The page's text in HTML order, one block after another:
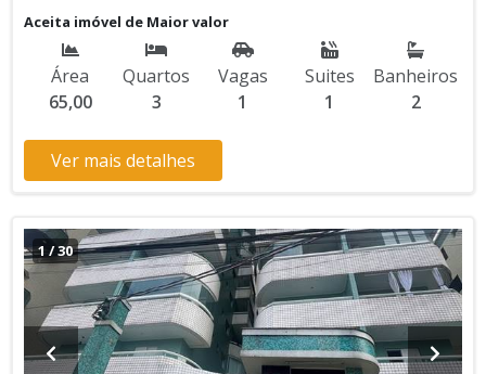
Dormitórios**, incluindo 1 suíte, ideal para sua família. -
Totalmente **reformado**, com piso em porcelanato de
alta qualidade, proporcionando elegância e praticidade. -
**Área de lazer completa**: Piscina para relaxar nos dias
quentes, churrasqueira e forno de pizza para momentos
e **academia** para o seu bem-estar e diversão sem
precisar sair de casa. **Vantagens da Localização:** -
shoppings, escolas, hospitais e uma ampla gama de serviços.
- Fácil acesso ao transporte público, incluindo a estação de
metrô Tucuruvi, facilitando o deslocamento para qualquer
parte da cidade. - Qualidade de vida, com áreas verdes,
parques e opções de lazer ao ar livre. Não perca a
oportunidade de morar em um lugar onde o conforto e a
Aceita imóvel de Maior valor
Área
65,00
Quartos
3
Vagas
1
Suites
1
Banheiros
2
Ver mais detalhes
1 /30